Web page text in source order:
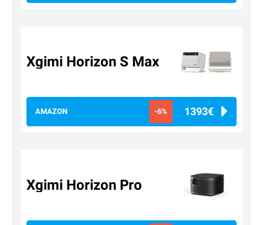
Xgimi Horizon S Max
AMAZON -6% 1393€
Xgimi Horizon Pro